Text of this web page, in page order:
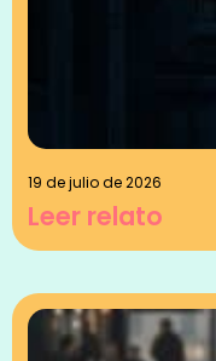
19 de julio de 2026
Leer relato